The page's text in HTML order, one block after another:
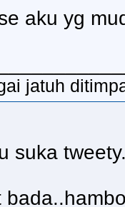
aku yg
jatuh
suka